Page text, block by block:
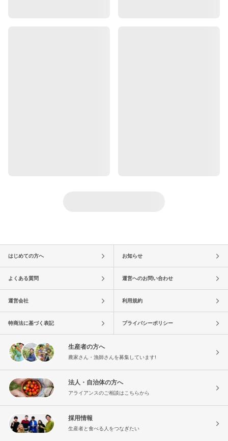
はじめての方へ お知らせ
よくある質問 運営へのお問い合わせ
運営会社 利用規約
特商法に基づく表記 プライバシーポリシー
生産者の方へ
農家さん・漁師さんを募集しています!
法人・自治体の方へ
アライアンスのご相談はこちらから
採用情報
生産者と食べる人をつなぎたい